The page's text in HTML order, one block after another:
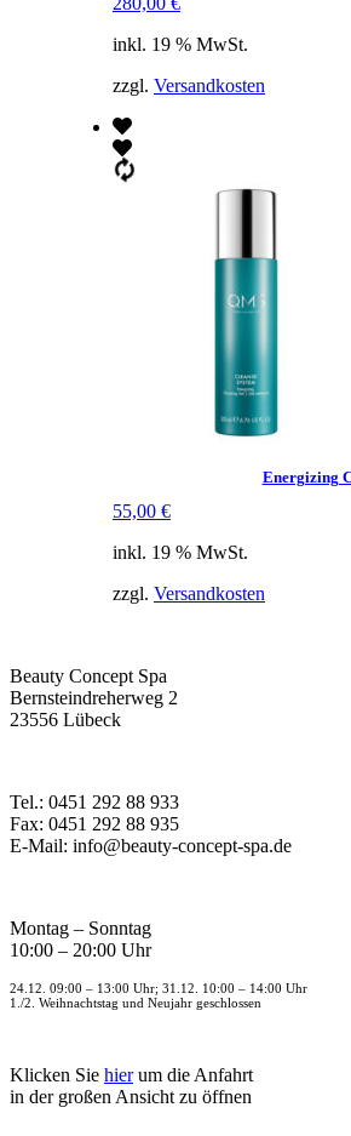
inkl. 19 % MwSt.
zzgl. Versandkosten
Energizing
55,00 €
inkl. 19 % MwSt.
zzgl. Versandkosten
Beauty Concept Spa
Bernsteindreherweg 2
23556 Lübeck
Tel.: 0451 292 88 933
Fax: 0451 292 88 935
E-Mail: info@beauty-concept-spa.de
Montag – Sonntag
10:00 – 20:00 Uhr
24.12. 09:00 – 13:00 Uhr; 31.12. 10:00 – 14:00 Uhr
1./2. Weihnachtstag und Neujahr geschlossen
Klicken Sie hierum die Anfahrt
in der großen Ansicht zu öffnen